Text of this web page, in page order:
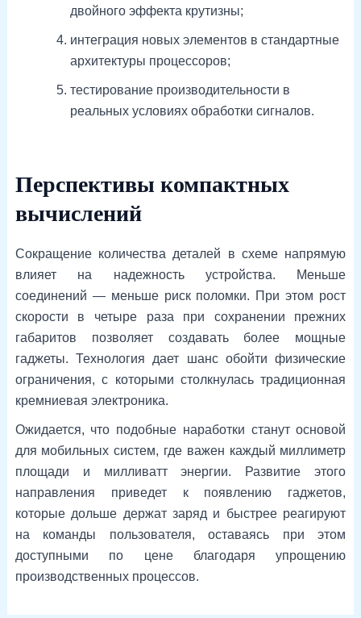
двойного эффекта крутизны;
интеграция новых элементов в стандартные
архитектуры процессоров;
тестирование производительности в
реальных условиях обработки сигналов.
Перспективы компактных
вычислений
Сокращение количества деталей в схеме напрямую
влияет на надежность устройства. Меньше
соединений — меньше риск поломки. При этом рост
скорости в четыре раза при сохранении прежних
габаритов позволяет создавать более мощные
гаджеты. Технология дает шанс обойти физические
ограничения, с которыми столкнулась традиционная
кремниевая электроника.
Ожидается, что подобные наработки станут основой
для мобильных систем, где важен каждый миллиметр
площади и милливатт энергии. Развитие этого
направления приведет к появлению гаджетов,
которые дольше держат заряд и быстрее реагируют
на команды пользователя, оставаясь при этом
доступными по цене благодаря упрощению
производственных процессов.